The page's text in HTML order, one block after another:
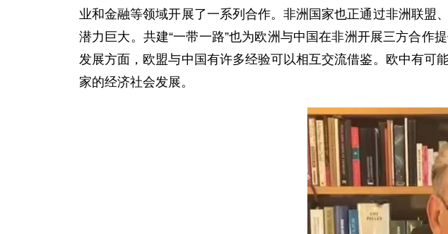
业和金融等领域开展了一系列合作。非洲国家也正通过非洲联盟
潜力巨大。共建“一带一路”也为欧洲与中国在非洲开展三方合作
发展方面，欧盟与中国有许多经验可以相互交流借鉴。欧中有可
家的经济社会发展。